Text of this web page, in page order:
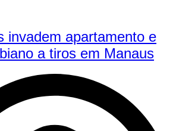
invadem apartamento e
a tiros em Manaus